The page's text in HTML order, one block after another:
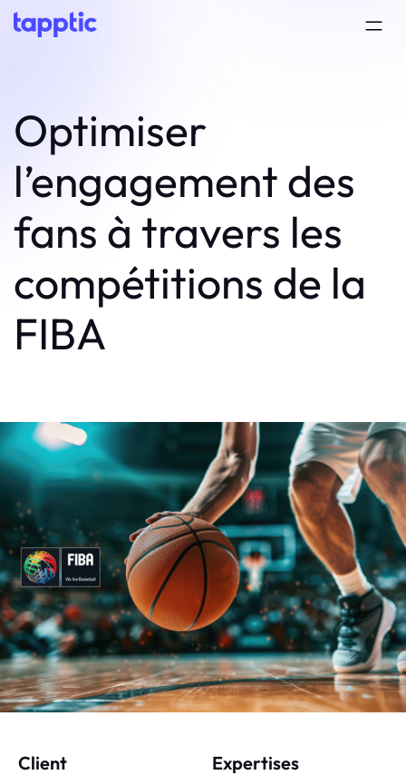
Optimiser
l’engagement des
fans à travers les
compétitions de la
FIBA
Client Expertises